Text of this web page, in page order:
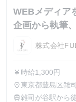
WEBメディア
企画から執筆
株式会社
currency_yen 時給1,300円
place東京都豊島区雑
train 雑司が谷駅から